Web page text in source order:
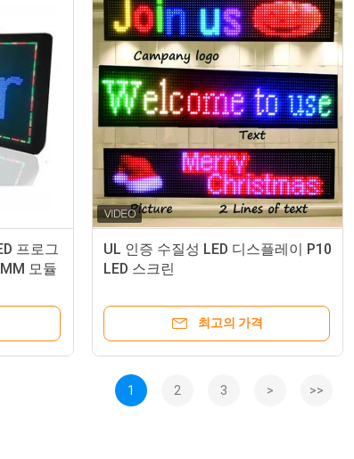
프로그
모듈
UL 인증 수질성 LED 디스플레이 P10
LED 스크린
최고의 가격
1 2 3 > >>